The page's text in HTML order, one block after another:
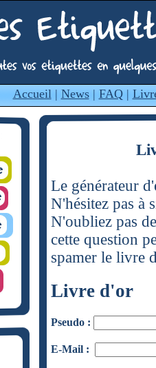
Accueil| News| FAQ|
Le générateur
N'hésitez pas à
N'oubliez pas
cette question
spamer le livre
Livre d'or
Pseudo :
E-Mail :